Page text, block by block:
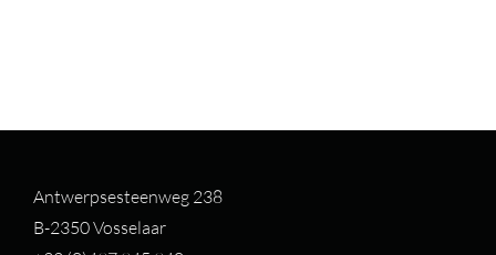
Antwerpsesteenweg 238
B-2350 Vosselaar